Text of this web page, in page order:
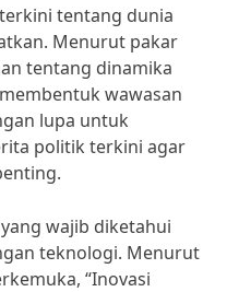
tentang dunia
Menurut pakar
tentang dinamika
wawasan
lupa untuk
politik terkini agar
wajib diketahui
teknologi. Menurut
“Inovasi